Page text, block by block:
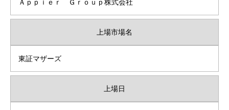
Ａｐｐｉｅｒ Ｇｒｏｕｐ株式会社
上場市場名
東証マザーズ
上場日